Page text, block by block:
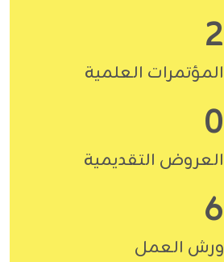
2
المؤتمرات العلمية
0
العروض التقديمية
6
ورش العمل